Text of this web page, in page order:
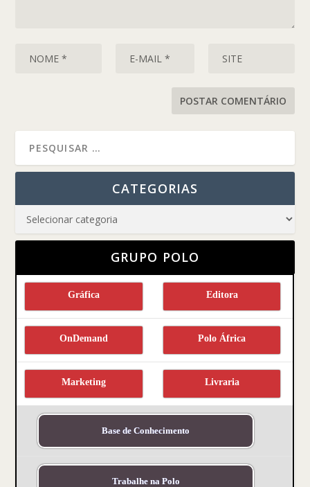
CATEGORIAS
GRUPO POLO
Gráfica Editora
OnDemand Polo África
Marketing Livraria
Base de Conhecimento
Trabalhe na Polo